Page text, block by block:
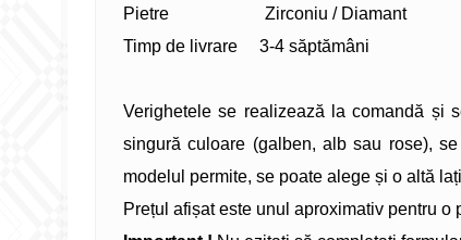
Pietre Zirconiu / Diamant
Timp de livrare 3-4 săptămâni
Verighetele se realizează la comandă și
singură culoare (galben, alb sau rose),
modelul permite, se poate alege și o altă
Prețul afișat este unul aproximativ pentru